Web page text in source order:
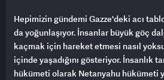
Hepimizin gündemi Gazze'deki acı
da yoğunlaşıyor. İnsanlar büyük göç
kaçmak için hareket etmesi nasıl
içinde yaşadığını gösteriyor. İnsanlık
hükümeti olarak Netanyahu hükümeti